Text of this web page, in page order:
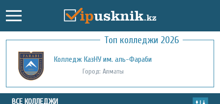
Топ колледжи 2026
Колледж КазНУ им. аль-Фараби
Город: Алматы
ВСЕ КОЛЛЕДЖИ